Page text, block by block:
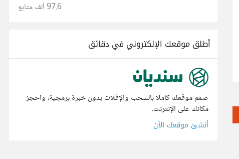
97.6 ألف متابع
أطلق موقعك الإلكتروني في دقائق
صمم موقعك كاملا بالسحب والإفلات بدون خبرة برمجية، واحجز
مكانك على الإنترنت.
أنشئ موقعك الآن